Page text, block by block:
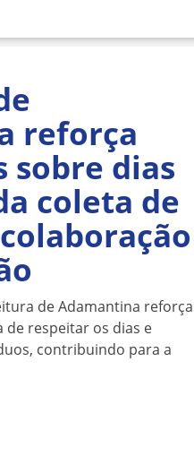
reforça
sobre dias
coleta de
de Adamantina reforça
respeitar os dias e
contribuindo para a